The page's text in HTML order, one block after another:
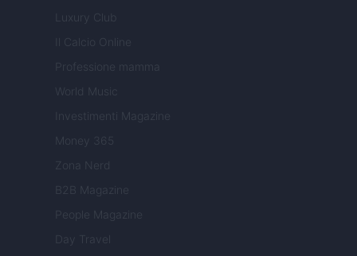
Luxury Club
Il Calcio Online
Professione mamma
World Music
Investimenti Magazine
Money 365
Zona Nerd
B2B Magazine
People Magazine
Day Travel